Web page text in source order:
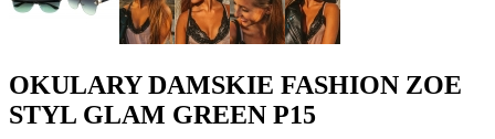
OKULARY DAMSKIE FASHION ZOE
STYL GLAM GREEN P15